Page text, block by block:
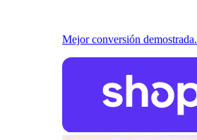
Mejor conversión demostrada.